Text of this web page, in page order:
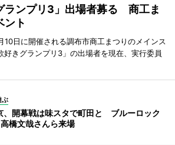
ランプリ3」出場者募る 商工ま
ント
10日に開催される調布市商工まつりのメインス
好きグランプリ3」の出場者を現在、実行委員
ぶ
、開幕戦は味スタで町田と ブルーロック
橋文哉さんら来場